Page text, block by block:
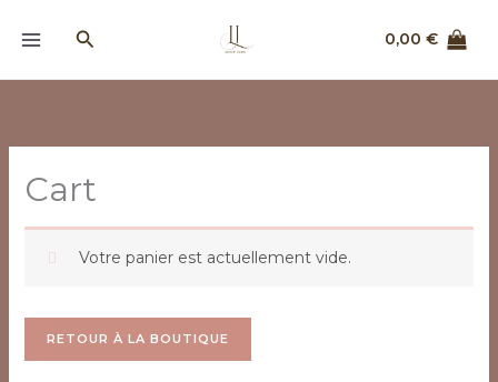
Rechercher 0,00€
Cart
Votre panier est actuellement vide.
RETOUR À LA BOUTIQUE